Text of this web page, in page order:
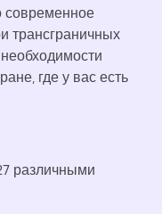
современное
где у вас есть
различными